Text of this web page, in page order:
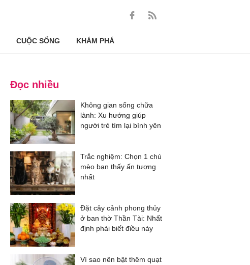
CUỘC SỐNG KHÁM PHÁ
Đọc nhiều
Không gian sống chữa
lành: Xu hướng giúp
người trẻ tìm lại bình yên
Trắc nghiệm: Chọn 1 chú
mèo bạn thấy ấn tượng
nhất
Đặt cây cảnh phong thủy
ở ban thờ Thần Tài: Nhất
định phải biết điều này
Vì sao nên bật thêm quạt